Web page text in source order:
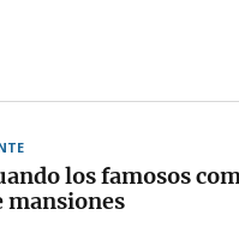
los famosos
mansiones